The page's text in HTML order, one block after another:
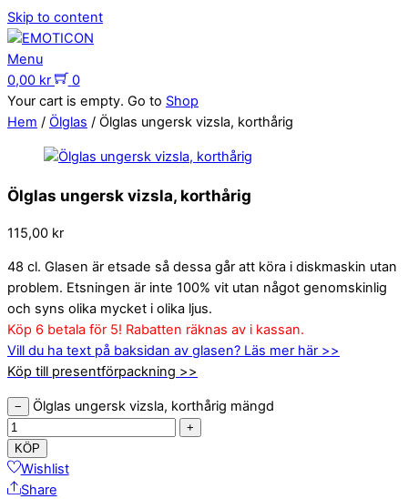
Skip to content
Menu
0,00 kr
0
Your cart is empty. Go to Shop
Hem / Ölglas / Ölglas ungersk vizsla, korthårig
Ölglas ungersk vizsla, korthårig
115,00 kr
48 cl. Glasen är etsade så dessa går att köra i diskmaskin utan
problem. Etsningen är inte 100% vit utan något genomskinlig
och syns olika mycket i olika ljus.
Köp 6 betala för 5! Rabatten räknas av i kassan.
Vill du ha text på baksidan av glasen? Läs mer här >>
Köp till presentförpackning >>
− Ölglas ungersk vizsla, korthårig mängd
+
KÖP
Wishlist
Share